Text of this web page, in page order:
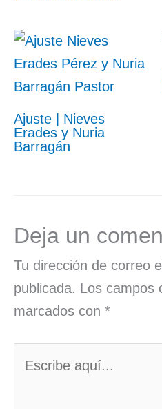
Ajuste | Nieves
Erades y Nuria
Barragán
Deja un
Tu dirección de correo
publicada. Los campos
marcados con *